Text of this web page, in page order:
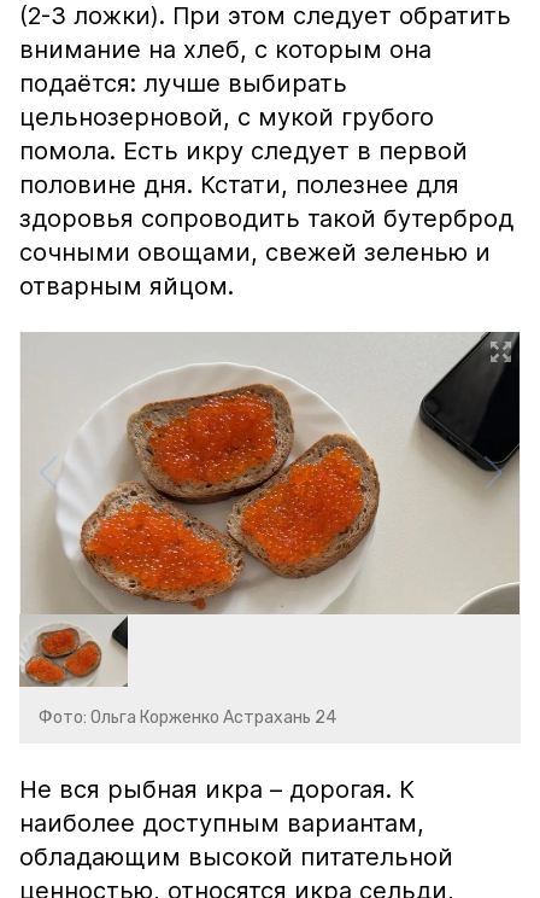
(2-3 ложки). При этом следует обратить
внимание на хлеб, с которым она
подаётся: лучше выбирать
цельнозерновой, с мукой грубого
помола. Есть икру следует в первой
половине дня. Кстати, полезнее для
здоровья сопроводить такой бутерброд
сочными овощами, свежей зеленью и
отварным яйцом.
Фото: Ольга Корженко Астрахань 24
Не вся рыбная икра – дорогая. К
наиболее доступным вариантам,
обладающим высокой питательной
ценностью, относятся икра сельди,